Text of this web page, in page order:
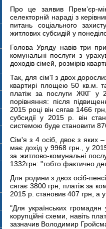
Про це заявив Прем’єр-
селекторній нараді з
питань соціального
житлових субсидій у
Голова Уряду навів три
комунальні послуги з
доходів сімей, розмірів
Так, для сім'ї з двох
квартирі площею 50 кв.м.
платіж за послуги ЖКГ у
порівняння: після
2015 році він сягав 1466
субсидії у 2015 р. він
системою буде становити
Сім'я з 4 осіб, двоє з яких
має дохід у 9968 грн., у
за житлово-комунальні
1332грн: "тобто фактично
Для родини з двох осіб-
сягає 3800 грн, платіж за
2015 р. становив 407 грн, а
"Для українських
корупційні схеми, навіть
зазначив Володимир